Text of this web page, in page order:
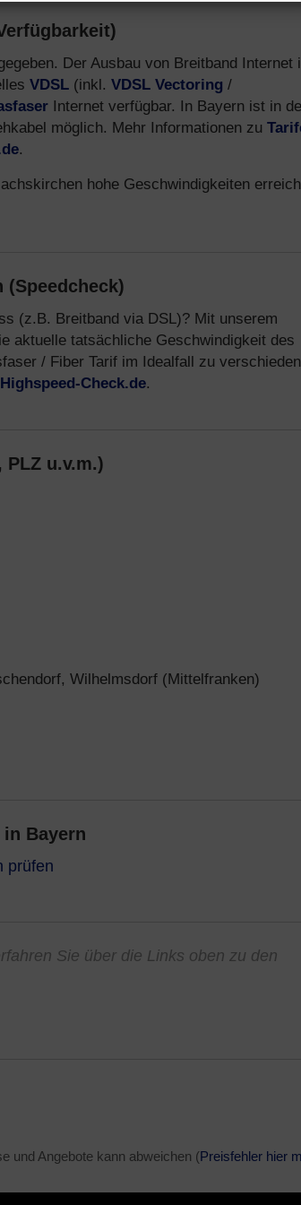
Der Ausbau von Breitband Internet
VDSL (inkl. VDSL Vectoring /
Internet verfügbar. In Bayern ist in
möglich. Mehr Informationen zu
.
hohe Geschwindigkeiten
(z.B. Breitband via DSL)? Mit unserem
aktuelle tatsächliche Geschwindigkeit des
/ Fiber Tarif im Idealfall zu
Highspeed-Check.de.
u.v.m.)
Wilhelmsdorf (Mittelfranken)
Bayern
prüfen
Sie über die Links oben zu den
und Angebote kann abweichen (Preisfehler hier